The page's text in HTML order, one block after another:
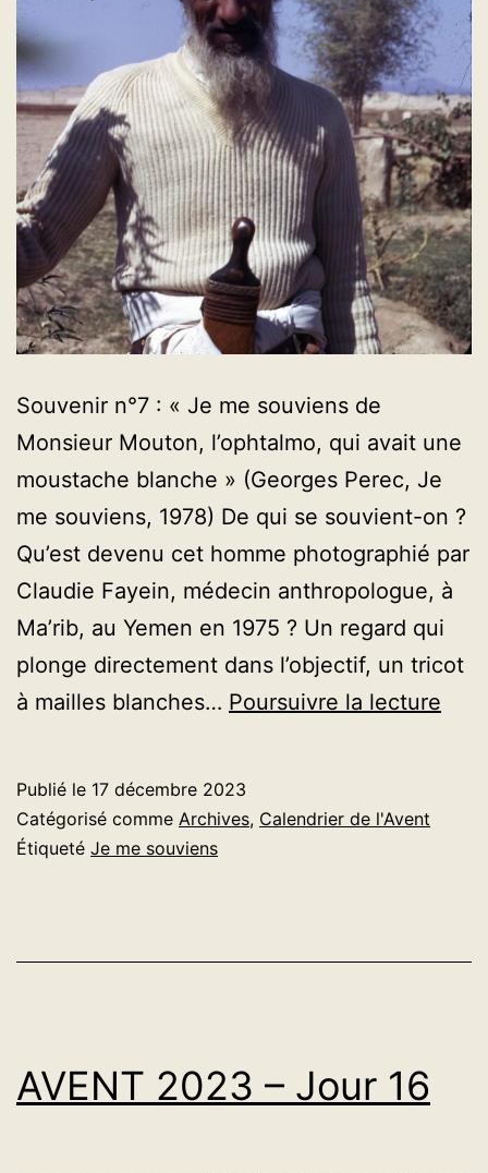
Souvenir n°7 : « Je me souviens de
Monsieur Mouton, l’ophtalmo, qui avait une
moustache blanche » (Georges Perec, Je
me souviens, 1978) De qui se souvient-on ?
Qu’est devenu cet homme photographié par
Claudie Fayein, médecin anthropologue, à
Ma’rib, au Yemen en 1975 ? Un regard qui
plonge directement dans l’objectif, un tricot
à mailles blanches… Poursuivre la lecture
Publié le 17 décembre 2023
Catégorisé comme Archives, Calendrier de l'Avent
Étiqueté Je me souviens
AVENT 2023 – Jour 16